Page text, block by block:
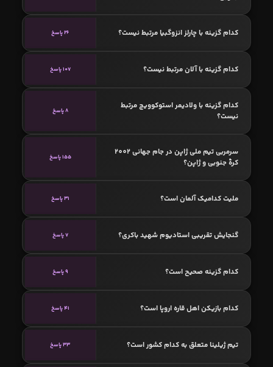
کدام گزینه با چارلز انزوگبیا مرتبط نیست؟ 26 پاسخ
کدام گزینه با آلان مرتبط نیست؟ 107 پاسخ
کدام گزینه با ولادیمر استوکوویچ مرتبط
نیست؟
8 پاسخ
سرمربی تیم ملی ژاپن در جام جهانی 2002
کرهٔ جنوبی و ژاپن؟
155 پاسخ
ملیت کدامیک آلمان است؟ 31 پاسخ
گنجایش تقریبی استادیوم شهید باکری؟ 7 پاسخ
کدام گزینه صحیح است؟ 9 پاسخ
کدام بازیکن اهل قاره اروپا است؟ 41 پاسخ
تیم ژیلینا متعلق به کدام کشور است؟ 33 پاسخ